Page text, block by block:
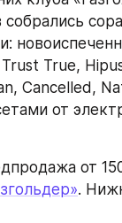
собрались
True,
Cancelled,
от
от
.